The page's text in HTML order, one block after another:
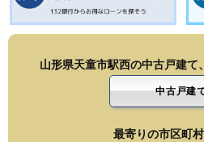
山形県天童市駅西の中古戸建て
中古戸建
最寄りの市区町